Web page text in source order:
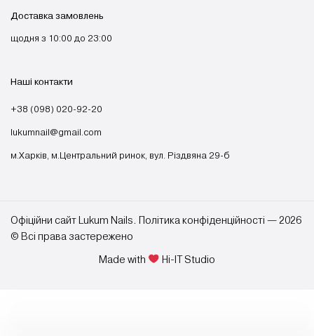
Доставка замовлень
щодня з 10:00 до 23:00
Наші контакти
+38 (098) 020-92-20
lukumnail@gmail.com
м.Харків, м.Центральний ринок, вул. Різдвяна 29-б
Офіційни сайт Lukum Nails. Політика конфіденційності — 2026
© Всі права застережено
Made with Hi-IT Studio